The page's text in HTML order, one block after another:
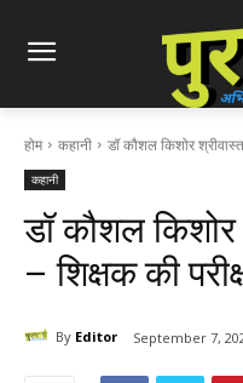
होम कहानी डॉ कौशल किशोर
कहानी
डॉ कौशल किशोर
– शिक्षक की
By Editor September 7,